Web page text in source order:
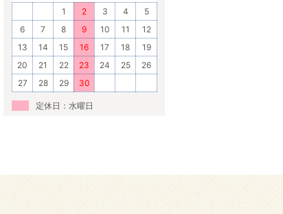
1
2 3 4
5
6
7 8 9 10 11
12
13
14 15 16 17 18
19
20
21 22 23 24 25
26
27
28 29 30
定休日：水曜日